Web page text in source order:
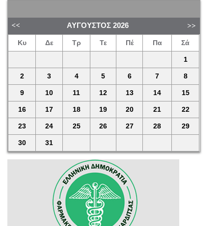
ΑΎΓΟΥΣΤΟΣ 2026
Κυ Δε Τρ Τε Πέ Πα Σά
1
2 3 4 5 6 7 8
9 10 11 12 13 14 15
16 17 18 19 20 21 22
23 24 25 26 27 28 29
30 31